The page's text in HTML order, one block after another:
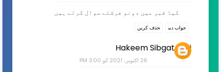
کیا قبر میں دونو فرشتے سوال کرتے ہیں
جواب دیں حذف کریں
Hakeem Sibgat faizi
26 اکتوبر، 2021 کو 3:00 PM